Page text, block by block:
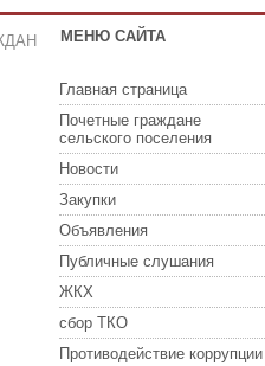
МЕНЮ САЙТА
Главная страница
Почетные граждане
сельского поселения
Новости
Закупки
Объявления
Публичные слушания
ЖКХ
сбор ТКО
Противодействие коррупции